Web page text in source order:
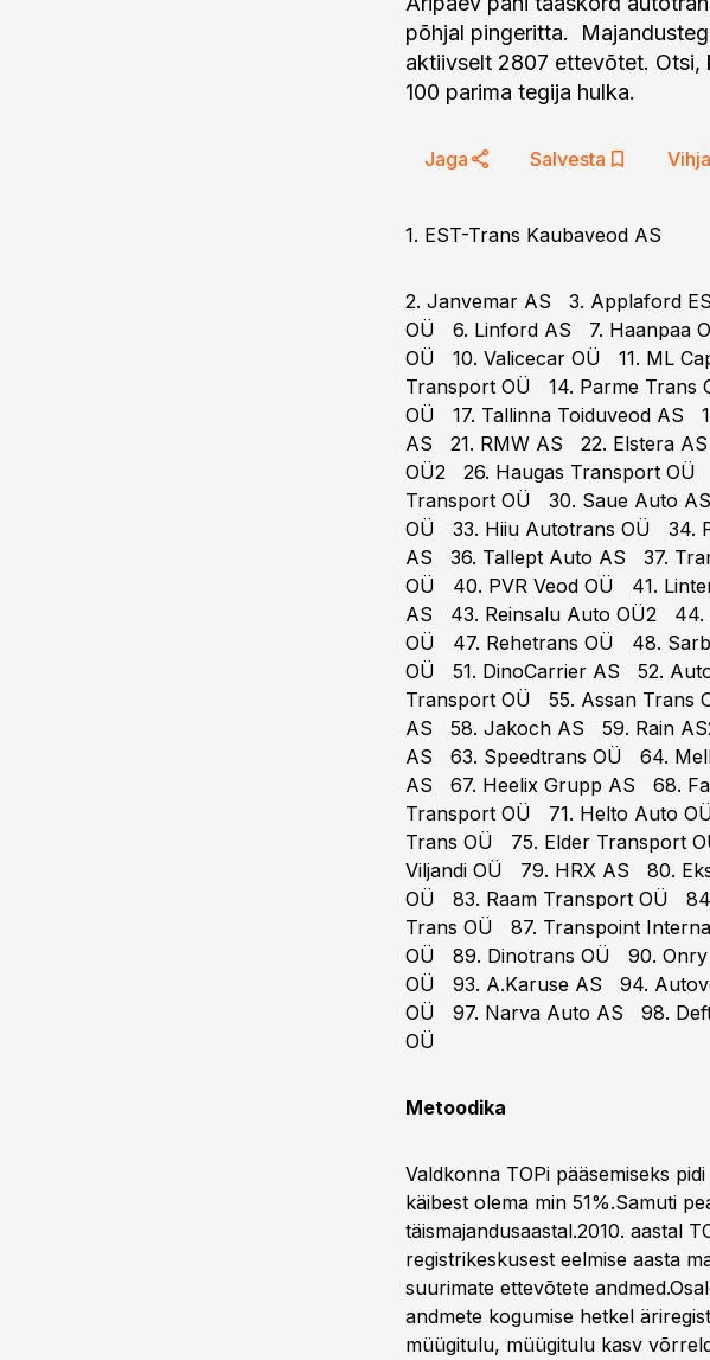
põhjal pingeritta.
aktiivselt 2807 ettevõtet. Otsi,
100 parima tegija hulka.
Jaga Salvesta Vihja
1. EST-Trans Kaubaveod AS
2. Janvemar AS 3. Applaford
OÜ 6. Linford AS 7. Haanpaa
OÜ 10. Valicecar OÜ 11. ML
Transport OÜ 14. Parme
OÜ 17. Tallinna Toiduveod AS
AS 21. RMW AS 22. Elstera
OÜ2 26. Haugas Transport
Transport OÜ 30. Saue Auto
OÜ 33. Hiiu Autotrans OÜ 34.
AS 36. Tallept Auto AS 37.
OÜ 40. PVR Veod OÜ 41.
AS 43. Reinsalu Auto OÜ2
OÜ 47. Rehetrans OÜ 48.
OÜ 51. DinoCarrier AS 52.
Transport OÜ 55. Assan Trans
AS 58. Jakoch AS 59. Rain
AS 63. Speedtrans OÜ 64.
AS 67. Heelix Grupp AS 68.
Transport OÜ 71. Helto Auto
Trans OÜ 75. Elder Transport
Viljandi OÜ 79. HRX AS 80.
OÜ 83. Raam Transport OÜ
Trans OÜ 87. Transpoint
OÜ 89. Dinotrans OÜ 90.
OÜ 93. A.Karuse AS 94.
OÜ 97. Narva Auto AS 98.
OÜ
Metoodika
Valdkonna TOPi pääsemiseks
käibest olema min 51%.Samuti
täismajandusaastal.2010. aastal
registrikeskusest eelmise aasta
suurimate ettevõtete
andmete kogumise hetkel
müügitulu, müügitulu kasv